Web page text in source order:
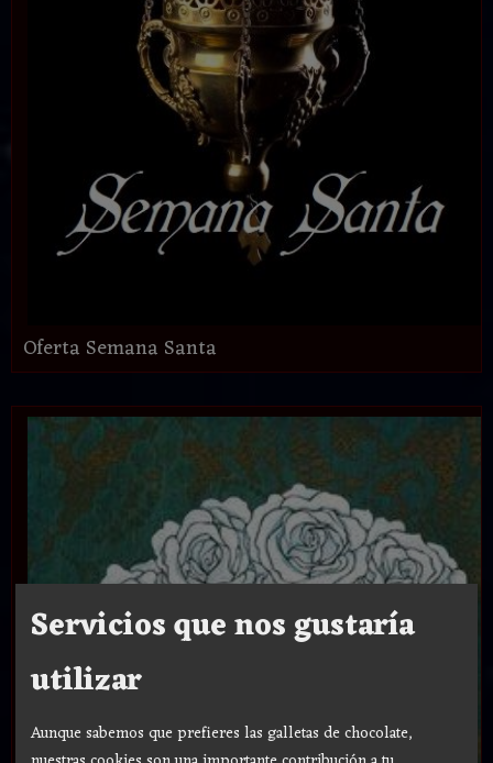
Oferta Semana Santa
Servicios que nos gustaría
utilizar
Aunque sabemos que prefieres las galletas de chocolate,